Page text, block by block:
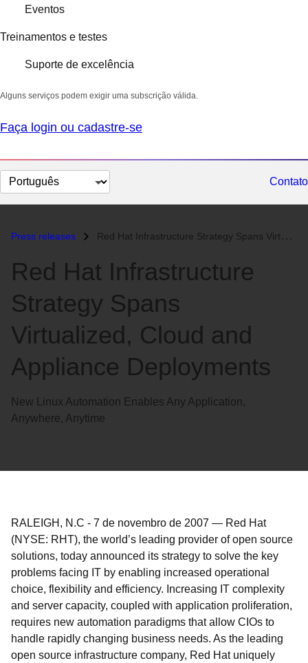
Eventos
Treinamentos e testes
Suporte de excelência
Alguns serviços podem exigir uma subscrição válida.
Faça login ou cadastre-se
Selecionar
idioma
Contato
Press releases Red Hat Infrastructure Strategy Spans Virtualized, Cloud and Appliance...
Red Hat Infrastructure
Strategy Spans
Virtualized, Cloud and
Appliance Deployments
New Linux Automation Enables Any Application,
Anywhere, Anytime
RALEIGH, N.C - 7 de novembro de 2007 — Red Hat
(NYSE: RHT), the world’s leading provider of open source
solutions, today announced its strategy to solve the key
problems facing IT by enabling increased operational
choice, flexibility and efficiency. Increasing IT complexity
and server capacity, coupled with application proliferation,
requires new automation paradigms that allow CIOs to
handle rapidly changing business needs. As the leading
open source infrastructure company, Red Hat uniquely